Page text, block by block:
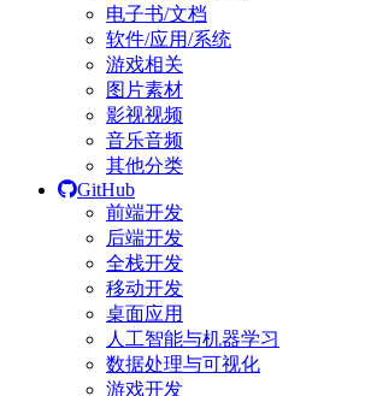
电子书/文档
软件/应用/系统
游戏相关
图片素材
影视视频
音乐音频
其他分类
GitHub
前端开发
后端开发
全栈开发
移动开发
桌面应用
人工智能与机器学习
数据处理与可视化
游戏开发